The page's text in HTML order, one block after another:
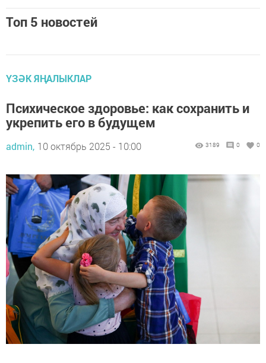
Топ 5 новостей
ҮЗӘК ЯҢАЛЫКЛАР
Психическое здоровье: как сохранить и
укрепить его в будущем
admin, 10 октябрь 2025 - 10:00 3189 0 0